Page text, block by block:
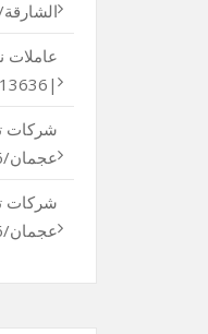
الشارقة/
عاملات
|0569913636|خصم30%
شركات
عجمان/0569913636
شركات
عجمان/0569913636